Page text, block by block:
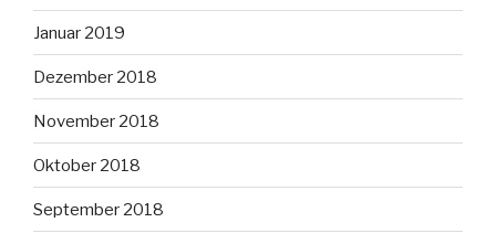
Januar 2019
Dezember 2018
November 2018
Oktober 2018
September 2018